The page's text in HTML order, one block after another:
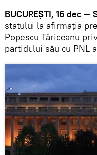
BUCUREȘTI, 16 dec —
statului la afirmația
Popescu Tăriceanu
partidului său cu PNL